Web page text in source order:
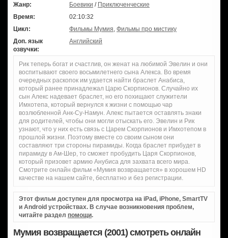
Жанр:
Боевики / Приключенческие
Время:
02:10:32
Цикл:
Фильмы Мумия Фильмы про мистику
Доп. язык
озвучки:
Английский
Рик теперь богат и счастлив, он женат на любимой Эвелин и они
воспитывают своего восьмилетнего сына Алекса. Во время
очередных раскопок им удается найти браслет Анабиса,
который ранее принадлежал Царю Скорпионов. Случайно их
сын Алекс надевает браслет, но его похищают служители
Имхотепа, который вернулся к жизни с помощью чар
возлюбленной Анк-Су-Намун. Алекс пытается оставлять знаки
для родителей, чтобы они могли отыскать его. Эвелин и Рик
узнают, что у них есть связь с Царем Скорпионов и Имхотепом в
прошлой жизни. Поэтому вместе со своим сыном они
составляют три стороны пирамиды. Когда браслет прибудет в
пирамиду в Ам-Шер, то сможет пробудить Царя Скорпионов,
который призовет армию Анубиса для захвата всего мира.
Смотрите онлайн фильм «Мумия возвращается» в хорошем HD
качестве на нашем сайте, бесплатно и без регистрации.
Этот фильм доступен для просмотра на iPad, iPhone, SmartTV
и Android устройствах. В случае возникновения проблем,
читайте раздел помощи.
Мумия возвращается (2001) смотреть онлайн